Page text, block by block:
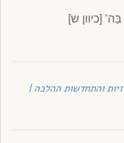
[כיוון ש]
והתחדשות ההלכה |